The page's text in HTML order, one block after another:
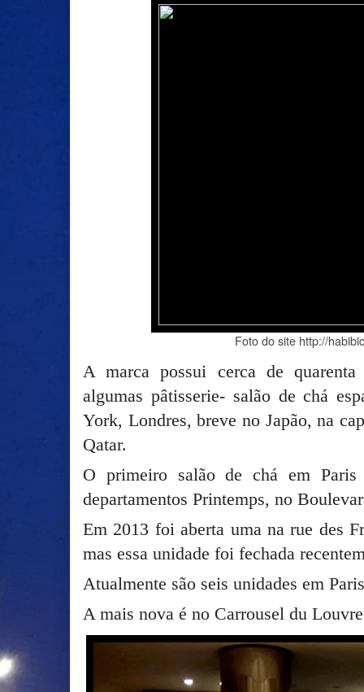
Foto do site http://
A marca possui cerca de quarenta
algumas pâtisserie- salão de chá
York, Londres, breve no Japão, na
Qatar.
O primeiro salão de chá em
departamentos Printemps, no
Em 2013 foi aberta uma na rue des
mas essa unidade foi fechada
Atualmente são seis unidades em
A mais nova é no Carrousel du